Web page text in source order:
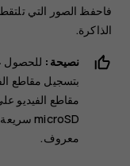
فاحفظ الصور التي
الذاكرة.
نصيحة: للحصول
بتسجيل مقاطع
مقاطع الفيديو
معروف.